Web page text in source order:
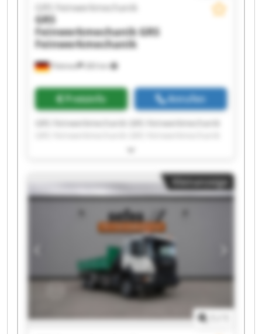
Pöttmes 283 km
GRS Feinwerkmechanik
GRS
FeinwerkmechanikGRS
Feinwerkmechanik
Preisinfo Anrufen
GRS Feinwerkmechanik GRS Feinwerkmechanik
GRS Feinwerkmechanik GRS Feinwerkmechanik
GRS Feinwerkmechanik GRS Feinwerkmechanik
GRS Feinwerkmechanik GRS Feinwerkmechanik
GRS Feinwerkmechanik GRS Feinwerkmechanik
GRS Feinwerkmechanik GRS Feinwerkmechanik
GRS Feinwerkmechanik GRS Feinwerkmechanik
GRS Feinwerkmechanik GRS Feinwerkmechanik
Kleinanzeige